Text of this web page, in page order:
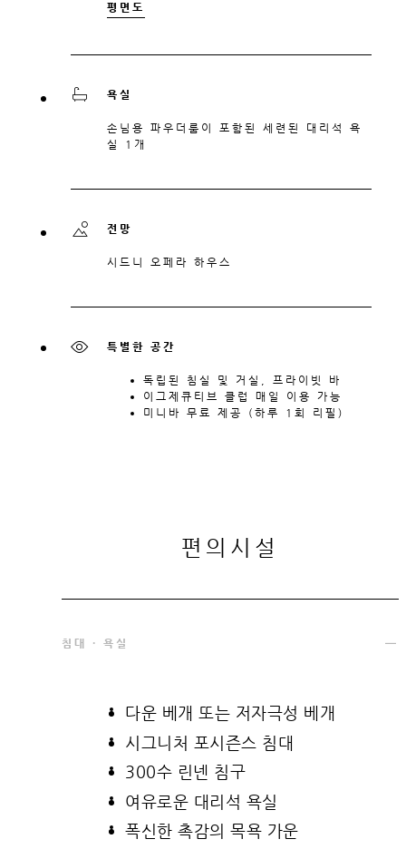
평면도
욕실
손님용 파우더룸이 포함된 세련된 대리석 욕
실 1개
전망
시드니 오페라 하우스
특별한 공간
독립된 침실 및 거실, 프라이빗 바
이그제큐티브 클럽 매일 이용 가능
미니바 무료 제공 (하루 1회 리필)
편의시설
침대 · 욕실
다운 베개 또는 저자극성 베개
시그니처 포시즌스 침대
300수 린넨 침구
여유로운 대리석 욕실
폭신한 촉감의 목욕 가운